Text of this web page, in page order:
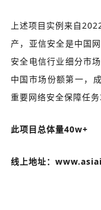
上述项目实例来自
产，亚信安全是中国
安全电信行业细分市
中国市场份额第一，
重要网络安全保障任务
此项目总体量40w+
线上地址：